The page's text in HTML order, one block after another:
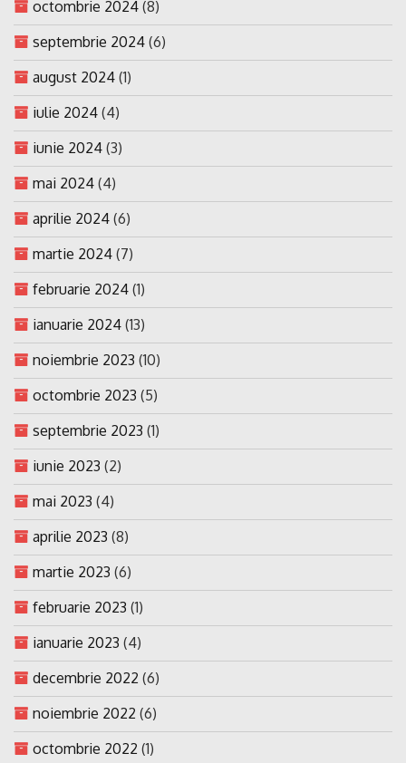
octombrie 2024 (8)
septembrie 2024 (6)
august 2024 (1)
iulie 2024 (4)
iunie 2024 (3)
mai 2024 (4)
aprilie 2024 (6)
martie 2024 (7)
februarie 2024 (1)
ianuarie 2024 (13)
noiembrie 2023 (10)
octombrie 2023 (5)
septembrie 2023 (1)
iunie 2023 (2)
mai 2023 (4)
aprilie 2023 (8)
martie 2023 (6)
februarie 2023 (1)
ianuarie 2023 (4)
decembrie 2022 (6)
noiembrie 2022 (6)
octombrie 2022 (1)